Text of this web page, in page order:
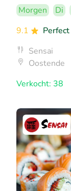
Morgen Di
9.1
Perfect
Sensai
Oostende
Verkocht: 38